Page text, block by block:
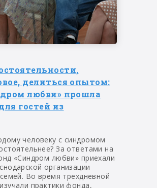
делиться опытом:
любви» прошла
гостей из
человеку с синдромом
За ответами на
«Синдром любви» приехали
организации
Во время трехдневной
практики фонда,